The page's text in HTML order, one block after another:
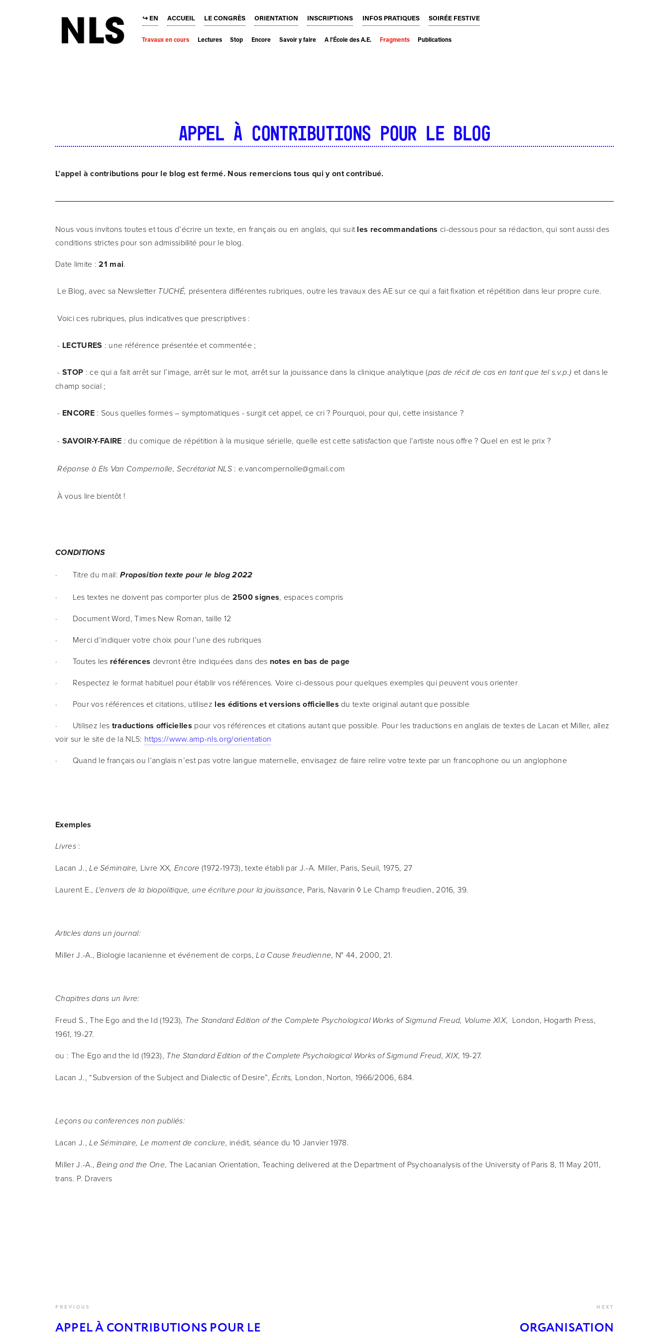
↪ EN ACCUEIL LE CONGRÈS ORIENTATION INSCRIPTIONS INFOS PRATIQUES SOIRÉE FESTIVE
Travaux en cours Lectures Stop Encore Savoir y faire A l'École des A.E. Fragments Publications
Appel à contributions pour le blog
L’appel à contributions pour le blog est fermé. Nous remercions tous qui y ont contribué.
Nous vous invitons toutes et tous d’écrire un texte, en français ou en anglais, qui suit les recommandations ci-dessous pour sa rédaction, qui sont aussi des
conditions strictes pour son admissibilité pour le blog.
Date limite : 21 mai.
Le Blog, avec sa Newsletter TUCHÉ, présentera différentes rubriques, outre les travaux des AE sur ce qui a fait fixation et répétition dans leur propre cure.
Voici ces rubriques, plus indicatives que prescriptives :
- LECTURES : une référence présentée et commentée ;
- STOP : ce qui a fait arrêt sur l’image, arrêt sur le mot, arrêt sur la jouissance dans la clinique analytique (pas de récit de cas en tant que tel s.v.p.) et dans le
champ social ;
- ENCORE : Sous quelles formes – symptomatiques - surgit cet appel, ce cri ? Pourquoi, pour qui, cette insistance ?
- SAVOIR-Y-FAIRE : du comique de répétition à la musique sérielle, quelle est cette satisfaction que l’artiste nous offre ? Quel en est le prix ?
Réponse à Els Van Compernolle, Secrétariat NLS : e.vancompernolle@gmail.com
À vous lire bientôt !
CONDITIONS
·       Titre du mail: Proposition texte pour le blog 2022
·       Les textes ne doivent pas comporter plus de 2500 signes, espaces compris
·       Document Word, Times New Roman, taille 12
·       Merci d’indiquer votre choix pour l’une des rubriques
·       Toutes les références devront être indiquées dans des notes en bas de page
·       Respectez le format habituel pour établir vos références. Voire ci-dessous pour quelques exemples qui peuvent vous orienter
·       Pour vos références et citations, utilisez les éditions et versions officielles du texte original autant que possible
·       Utilisez les traductions officielles pour vos références et citations autant que possible. Pour les traductions en anglais de textes de Lacan et Miller, allez
voir sur le site de la NLS: https://www.amp-nls.org/orientation
·       Quand le français ou l’anglais n’est pas votre langue maternelle, envisagez de faire relire votre texte par un francophone ou un anglophone
Exemples
Livres :
Lacan J., Le Séminaire, Livre XX, Encore (1972-1973), texte établi par J.-A. Miller, Paris, Seuil, 1975, 27
Laurent E., L'envers de la biopolitique, une écriture pour la jouissance, Paris, Navarin ◊ Le Champ freudien, 2016, 39.
Articles dans un journal:
Miller J.-A., Biologie lacanienne et événement de corps, La Cause freudienne, N° 44, 2000, 21.
Chapitres dans un livre:
Freud S., The Ego and the Id (1923), The Standard Edition of the Complete Psychological Works of Sigmund Freud, Volume XIX, London, Hogarth Press,
1961, 19-27.
ou : The Ego and the Id (1923), The Standard Edition of the Complete Psychological Works of Sigmund Freud, XIX, 19-27.
Lacan J., “Subversion of the Subject and Dialectic of Desire”, Écrits, London, Norton, 1966/2006, 684.
Leçons ou conferences non publiés:
Lacan J., Le Séminaire, Le moment de conclure, inédit, séance du 10 Janvier 1978.
Miller J.-A., Being and the One, The Lacanian Orientation, Teaching delivered at the Department of Psychoanalysis of the University of Paris 8, 11 May 2011,
trans. P. Dravers
PREVIOUS
APPEL À CONTRIBUTIONS POUR LE
NEXT
ORGANISATION